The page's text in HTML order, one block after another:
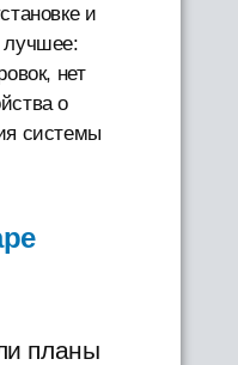
и
лучшее:
нет
о
системы
планы